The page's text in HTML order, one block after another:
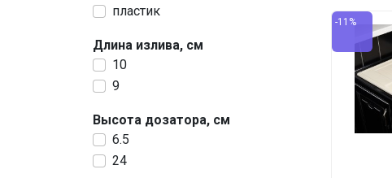
пластик
Длина излива, см
10
9
Высота дозатора, см
6.5
24
-11%